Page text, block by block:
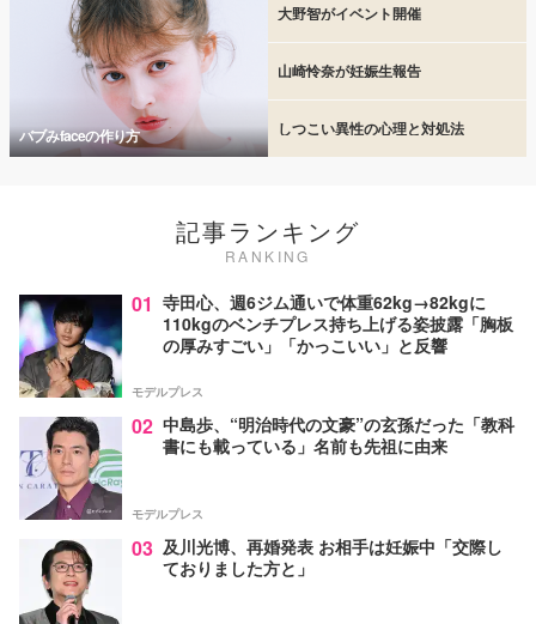
バブみfaceの作り方
大野智がイベント開催
山崎怜奈が妊娠生報告
しつこい異性の心理と対処法
記事ランキング
RANKING
01 寺田心、週6ジム通いで体重62kg→82kgに
110kgのベンチプレス持ち上げる姿披露「胸板
の厚みすごい」「かっこいい」と反響
モデルプレス
02 中島歩、“明治時代の文豪”の玄孫だった「教科
書にも載っている」名前も先祖に由来
モデルプレス
03 及川光博、再婚発表 お相手は妊娠中「交際し
ておりました方と」